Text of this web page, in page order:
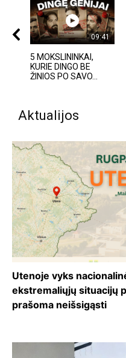
09:41
5 MOKSLININKAI,
KURIE DINGO BE
ŽINIOS PO SAVO...
Aktualijos
Utenoje vyks
ekstremaliųjų situacijų
prašoma neišsigąsti